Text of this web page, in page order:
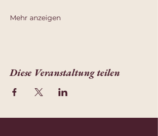
Mehr anzeigen
Diese Veranstaltung teilen